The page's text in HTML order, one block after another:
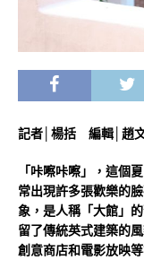
記者│楊括 編輯│趙
「咔嚓咔嚓」，這個
常出現許多張歡樂的
象，是人稱「大館」
留了傳統英式建築的
創意商店和電影放映